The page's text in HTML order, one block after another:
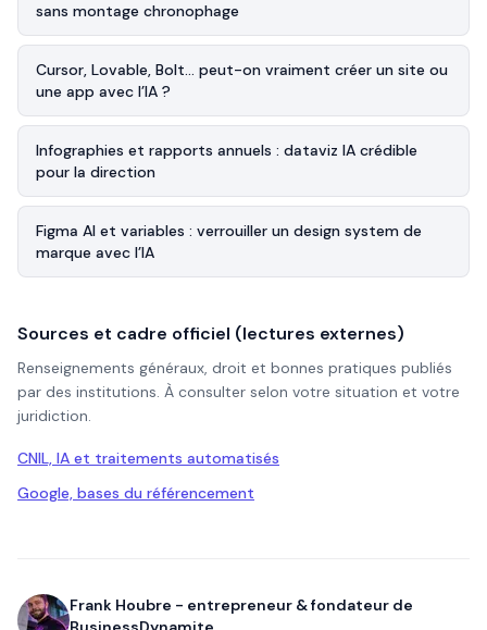
sans montage chronophage
Cursor, Lovable, Bolt… peut-on vraiment créer un site ou
une app avec l’IA ?
Infographies et rapports annuels : dataviz IA crédible
pour la direction
Figma AI et variables : verrouiller un design system de
marque avec l’IA
Sources et cadre officiel (lectures externes)
Renseignements généraux, droit et bonnes pratiques publiés
par des institutions. À consulter selon votre situation et votre
juridiction.
CNIL, IA et traitements automatisés
Google, bases du référencement
Frank Houbre - entrepreneur & fondateur de